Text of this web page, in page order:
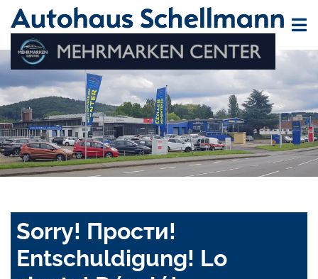
Sorry! Прости!
Entschuldigung! Lo